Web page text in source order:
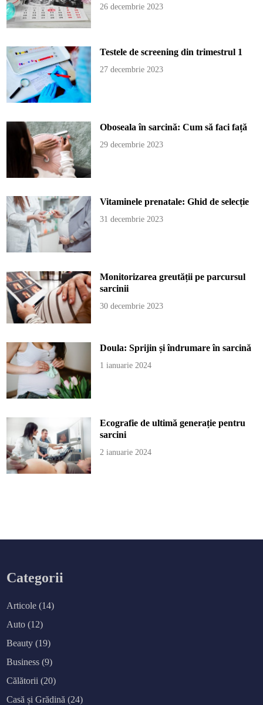
26 decembrie 2023
Testele de screening din trimestrul 1
27 decembrie 2023
Oboseala în sarcină: Cum să faci față
29 decembrie 2023
Vitaminele prenatale: Ghid de selecție
31 decembrie 2023
Monitorizarea greutății pe parcursul
sarcinii
30 decembrie 2023
Doula: Sprijin și îndrumare în sarcină
1 ianuarie 2024
Ecografie de ultimă generație pentru
sarcini
2 ianuarie 2024
Categorii
Articole (14)
Auto (12)
Beauty (19)
Business (9)
Călătorii (20)
Casă și Grădină (24)